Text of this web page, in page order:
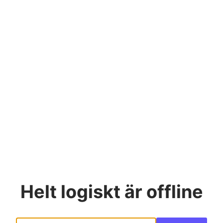
Helt logiskt är offline